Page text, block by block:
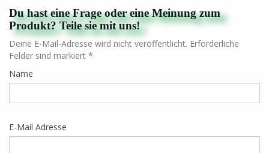
Du hast eine Frage oder eine Meinung zum
Produkt? Teile sie mit uns!
Deine E-Mail-Adresse wird nicht veröffentlicht. Erforderliche
Felder sind markiert *
Name
E-Mail Adresse